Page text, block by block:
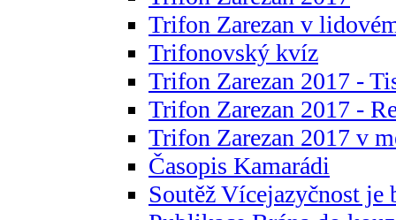
Trifon Zarezan v
Trifonovský kvíz
Trifon Zarezan 2017 -
Trifon Zarezan 2017 -
Trifon Zarezan 2017 v
Časopis Kamarádi
Soutěž Vícejazyčnost je